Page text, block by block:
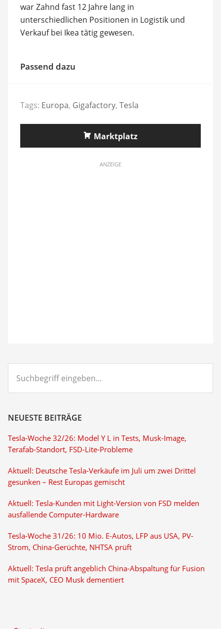
war Zahnd fast 12 Jahre lang in
unterschiedlichen Positionen in Logistik und
Verkauf bei Ikea tätig gewesen.
Passend dazu
Tags: Europa, Gigafactory, Tesla
Marktplatz
ANZEIGE
eingeben...
NEUESTE BEITRÄGE
Tesla-Woche 32/26: Model Y L in Tests, Musk-Image,
Terafab-Standort, FSD-Lite-Probleme
Aktuell: Deutsche Tesla-Verkäufe im Juli um zwei Drittel
gesunken – Rest Europas gemischt
Aktuell: Tesla-Kunden mit Light-Version von FSD melden
ausfallende Computer-Hardware
Tesla-Woche 31/26: 10 Mio. E-Autos, LFP aus USA, PV-
Strom, China-Gerüchte, NHTSA prüft
Aktuell: Tesla prüft angeblich China-Abspaltung für Fusion
mit SpaceX, CEO Musk dementiert